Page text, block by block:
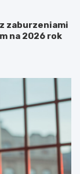
zaburzeniami
na 2026 rok